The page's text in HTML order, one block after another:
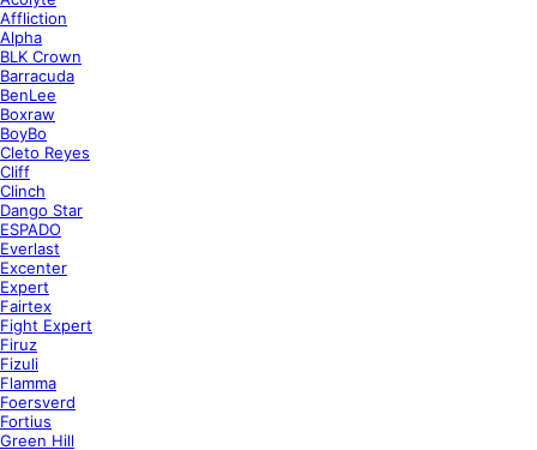
Affliction
Alpha
BLK Crown
Barracuda
BenLee
Boxraw
BoyBo
Cleto Reyes
Cliff
Clinch
Dango Star
ESPADO
Everlast
Excenter
Expert
Fairtex
Fight Expert
Firuz
Fizuli
Flamma
Foersverd
Fortius
Green Hill